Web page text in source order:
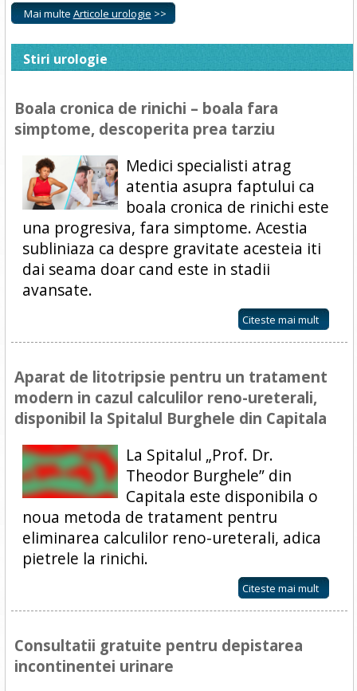
Mai multe Articole urologie >>
Stiri urologie
Boala cronica de rinichi – boala fara
simptome, descoperita prea tarziu
Medici specialisti atrag
atentia asupra faptului ca
boala cronica de rinichi este
una progresiva, fara simptome. Acestia
subliniaza ca despre gravitate acesteia iti
dai seama doar cand este in stadii
avansate.
Citeste mai mult
Aparat de litotripsie pentru un tratament
modern in cazul calculilor reno-ureterali,
disponibil la Spitalul Burghele din Capitala
La Spitalul „Prof. Dr.
Theodor Burghele” din
Capitala este disponibila o
noua metoda de tratament pentru
eliminarea calculilor reno-ureterali, adica
pietrele la rinichi.
Citeste mai mult
Consultatii gratuite pentru depistarea
incontinentei urinare